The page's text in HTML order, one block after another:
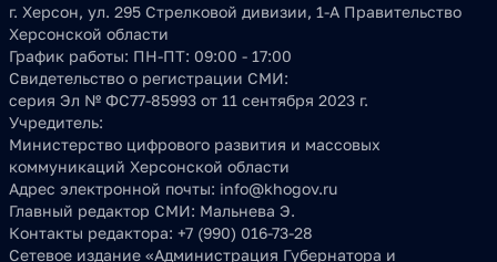
г. Херсон, ул. 295 Стрелковой дивизии, 1-А Правительство
Херсонской области
График работы: ПН-ПТ: 09:00 - 17:00
Свидетельство о регистрации СМИ:
серия Эл № ФС77-85993 от 11 сентября 2023 г.
Учредитель:
Министерство цифрового развития и массовых
коммуникаций Херсонской области
Адрес электронной почты: info@khogov.ru
Главный редактор СМИ: Мальнева Э.
Контакты редактора: +7 (990) 016-73-28
Сетевое издание «Администрация Губернатора и